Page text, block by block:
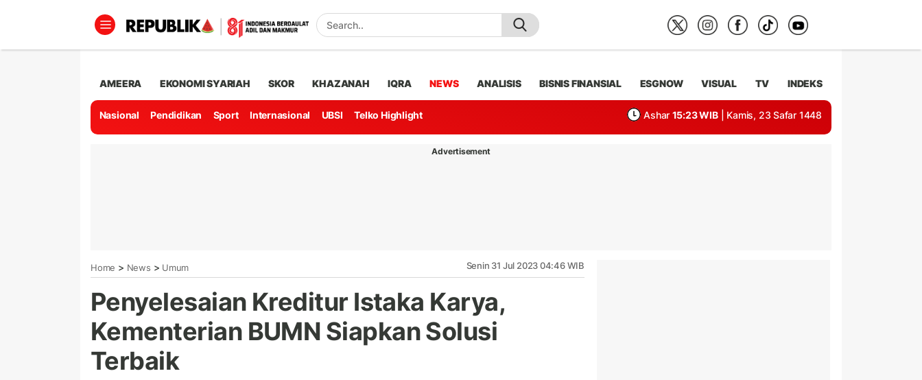
AMEERA EKONOMI SYARIAH SKOR KHAZANAH IQRA NEWS ANALISIS BISNIS FINANSIAL ESGNOW VISUAL TV INDEKS
Nasional Pendidikan Sport Internasional UBSI Telko Highlight Ashar 15:23 WIB | Kamis, 23 Safar 1448
Advertisement
Home > News > Umum Senin 31 Jul 2023 04:46 WIB
Penyelesaian Kreditur Istaka Karya,
Kementerian BUMN Siapkan Solusi
Terbaik